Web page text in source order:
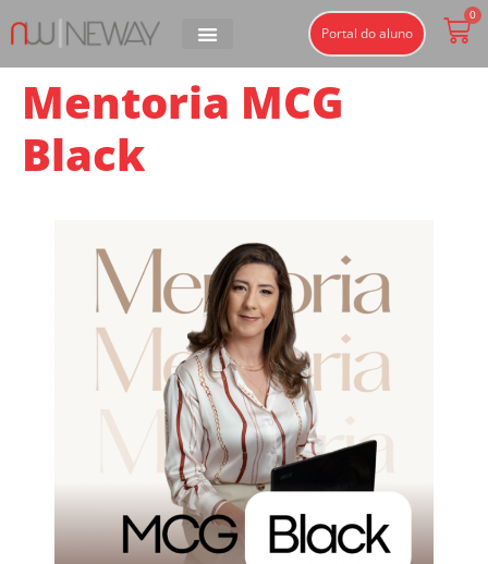
Portal do aluno
0
Mentoria MCG
Black